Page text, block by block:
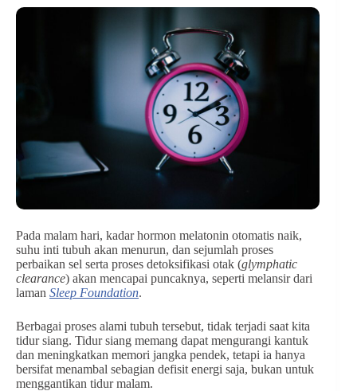
Pada malam hari, kadar hormon melatonin otomatis naik,
suhu inti tubuh akan menurun, dan sejumlah proses
perbaikan sel serta proses detoksifikasi otak (glymphatic
clearance) akan mencapai puncaknya, seperti melansir dari
laman Sleep Foundation.
Berbagai proses alami tubuh tersebut, tidak terjadi saat kita
tidur siang. Tidur siang memang dapat mengurangi kantuk
dan meningkatkan memori jangka pendek, tetapi ia hanya
bersifat menambal sebagian defisit energi saja, bukan untuk
menggantikan tidur malam.